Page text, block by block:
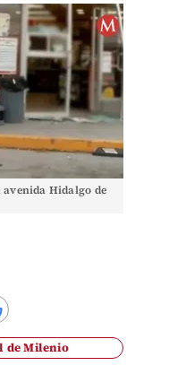
Hidalgo de
de Milenio